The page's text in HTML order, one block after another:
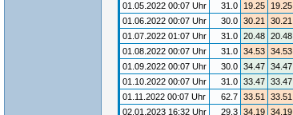
01.05.2022 00:07 Uhr
31.0 19.25 19.25
01.06.2022 00:07 Uhr
30.0 30.21 30.21
01.07.2022 01:07 Uhr
31.0 20.48 20.48
01.08.2022 00:07 Uhr
31.0 34.53 34.53
01.09.2022 00:07 Uhr
30.0 34.47 34.47
01.10.2022 00:07 Uhr
31.0 33.47 33.47
01.11.2022 00:07 Uhr
62.7 33.51 33.51
02.01.2023 16:32 Uhr
29.3 34.19 34.19